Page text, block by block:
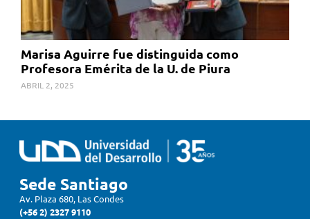
Marisa Aguirre fue distinguida como
Profesora Emérita de la U. de Piura
ABRIL 2, 2025
Sede Santiago
Av. Plaza 680, Las Condes
(+56 2) 2327 9110